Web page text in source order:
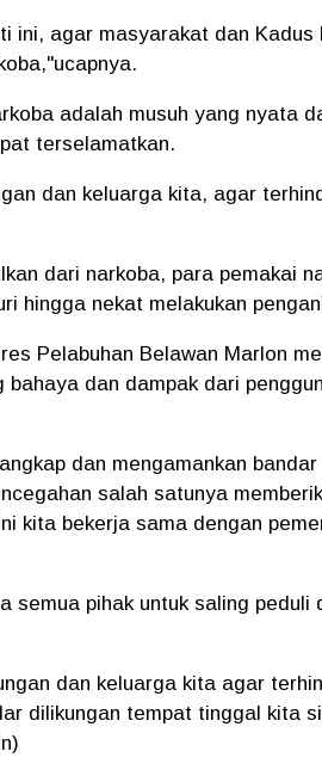
ini, agar masyarakat dan Kadus
adalah musuh yang nyata
terselamatkan.
dan keluarga kita, agar
dari narkoba, para pemakai
hingga nekat melakukan
Pelabuhan Belawan Marlon
dan dampak dari
dan mengamankan
salah satunya
kita bekerja sama dengan
semua pihak untuk saling peduli
dan keluarga kita agar
dilikungan tempat tinggal kita